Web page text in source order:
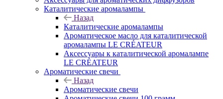
Каталитические аромалампы
Назад
Каталитические аромалампы
Ароматическое масло для каталитической
аромалампы LE CRÉATEUR
Аксессуары к каталитической аромалампе
LE CRÉATEUR
Ароматические свечи
Назад
Ароматические свечи